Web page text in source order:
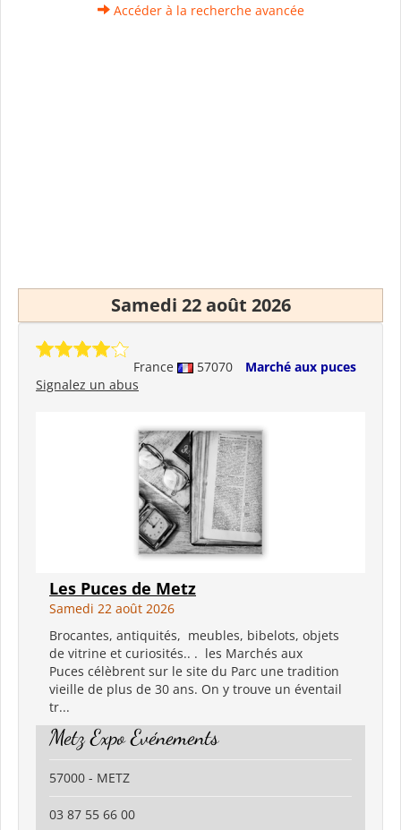
Accéder à la recherche avancée
Samedi 22 août 2026
France 57070
Marché aux puces
Signalez un abus
Les Puces de Metz
Samedi 22 août 2026
Brocantes, antiquités, meubles, bibelots, objets
de vitrine et curiosités.. . les Marchés aux
Puces célèbrent sur le site du Parc une tradition
vieille de plus de 30 ans. On y trouve un éventail
tr...
Metz Expo Evénements
57000 - METZ
03 87 55 66 00